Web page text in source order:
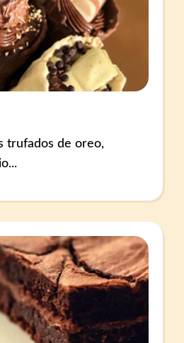
trufados de oreo,